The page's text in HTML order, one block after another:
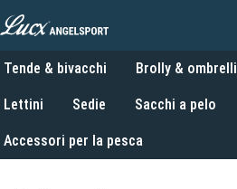
Tende & bivacchi Brolly & ombrelli
Lettini Sedie Sacchi a pelo
Accessori per la pesca